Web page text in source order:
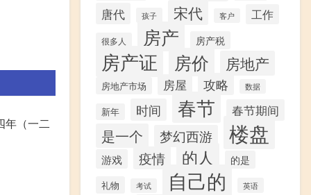
年（一二
唐代 孩子 宋代 客户 工作
很多人 房产 房产税
房产证 房价 房地产
房地产市场 房屋 攻略 数据
新年 时间 春节 春节期间
是一个 梦幻西游 楼盘
游戏 疫情 的人 的是
礼物 考试 自己的 英语